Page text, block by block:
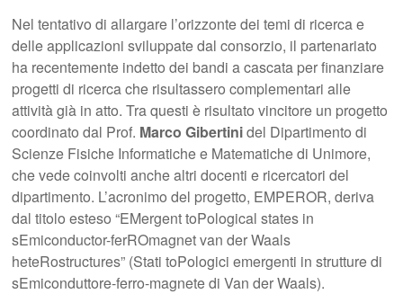
Nel tentativo di allargare l’orizzonte dei temi di ricerca e
delle applicazioni sviluppate dal consorzio, il partenariato
ha recentemente indetto dei bandi a cascata per finanziare
progetti di ricerca che risultassero complementari alle
attività già in atto. Tra questi è risultato vincitore un progetto
coordinato dal Prof. Marco Gibertinidel Dipartimento di
Scienze Fisiche Informatiche e Matematiche di Unimore,
che vede coinvolti anche altri docenti e ricercatori del
dipartimento. L’acronimo del progetto, EMPEROR, deriva
dal titolo esteso “EMergent toPological states in
sEmiconductor-ferROmagnet van der Waals
heteRostructures” (Stati toPologici emergenti in strutture di
sEmiconduttore-ferro-magnete di Van der Waals).